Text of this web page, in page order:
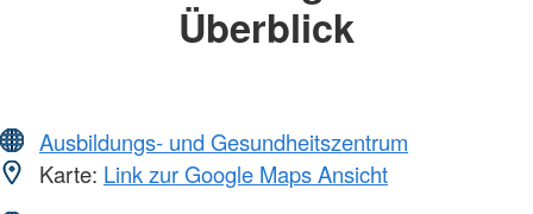
Überblick
Ausbildungs- und Gesundheitszentrum
Karte: Link zur Google Maps Ansicht